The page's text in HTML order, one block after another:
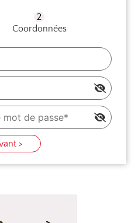
Coordonnées
>